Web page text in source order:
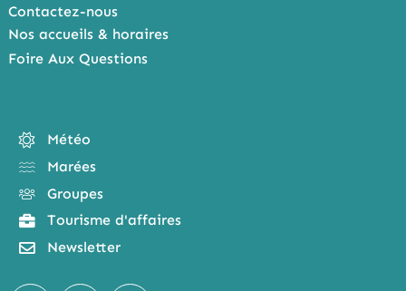
Contactez-nous
Nos accueils & horaires
Foire Aux Questions
Météo
Marées
Groupes
Tourisme d'affaires
Newsletter